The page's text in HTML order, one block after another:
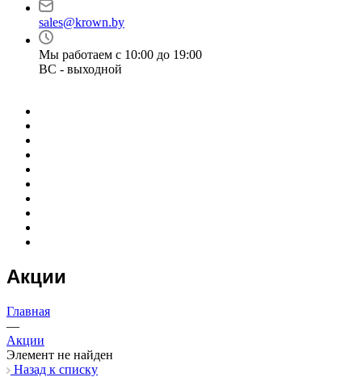
sales@krown.by
Мы работаем с 10:00 до 19:00
ВС - выходной
Акции
Главная
—
Акции
Элемент не найден
Назад к списку